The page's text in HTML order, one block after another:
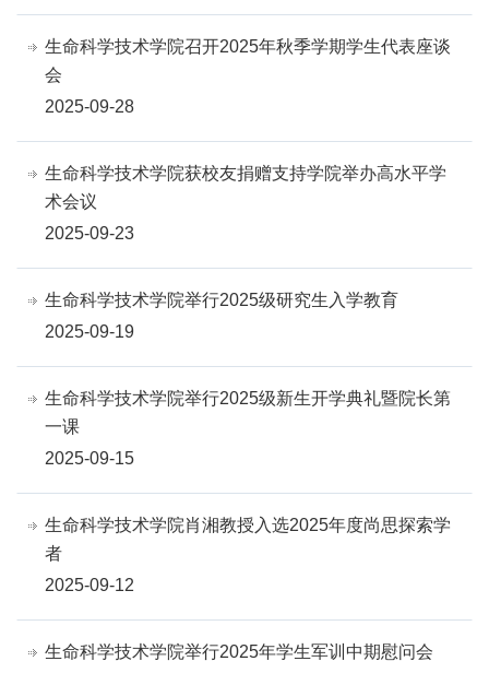
生命科学技术学院召开2025年秋季学期学生代表座谈
会
2025-09-28
生命科学技术学院获校友捐赠支持学院举办高水平学
术会议
2025-09-23
生命科学技术学院举行2025级研究生入学教育
2025-09-19
生命科学技术学院举行2025级新生开学典礼暨院长第
一课
2025-09-15
生命科学技术学院肖湘教授入选2025年度尚思探索学
者
2025-09-12
生命科学技术学院举行2025年学生军训中期慰问会